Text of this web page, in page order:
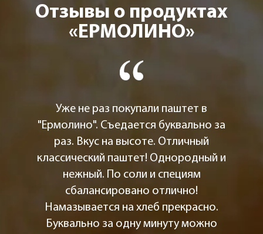
Отзывы о продуктах
«ЕРМОЛИНО»
Уже не раз покупали паштет в
"Ермолино". Съедается буквально за
раз. Вкус на высоте. Отличный
классический паштет! Однородный и
нежный. По соли и специям
сбалансировано отлично!
Намазывается на хлеб прекрасно.
Буквально за одну минуту можно